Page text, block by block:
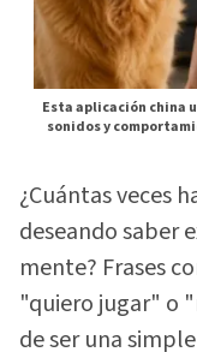
Esta aplicación
sonidos y
¿Cuántas veces
deseando saber
mente? Frases
"quiero jugar" o
de ser una